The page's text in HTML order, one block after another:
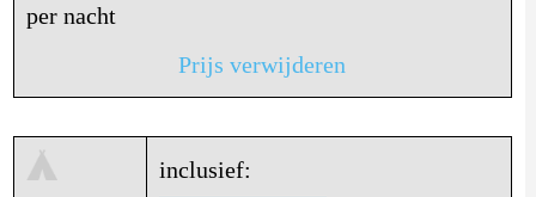
per nacht
Prijs verwijderen
inclusief: